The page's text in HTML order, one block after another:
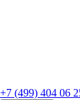
+7 (499) 404 06